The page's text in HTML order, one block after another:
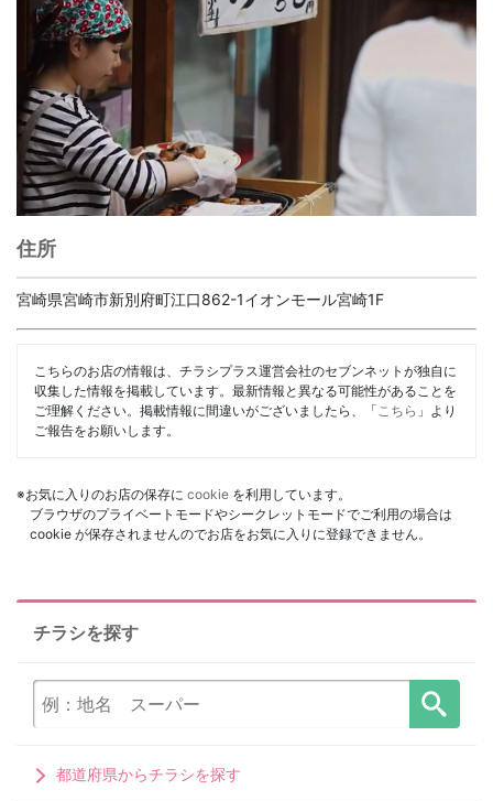
住所
宮崎県宮崎市新別府町江口862-1イオンモール宮崎1F
こちらのお店の情報は、チラシプラス運営会社のセブンネットが独自に
収集した情報を掲載しています。最新情報と異なる可能性があることを
ご理解ください。掲載情報に間違いがございましたら、「 こちら 」より
ご報告をお願いします。
※お気に入りのお店の保存に cookie を利用しています。
ブラウザのプライベートモードやシークレットモードでご利用の場合は
cookie が保存されませんのでお店をお気に入りに登録できません。
チラシを探す
都道府県からチラシを探す